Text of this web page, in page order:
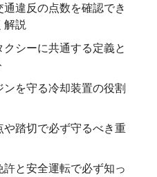
違反の点数を確認でき
解説
シーに共通する定義と
を守る冷却装置の役割
踏切で必ず守るべき重
と安全運転で必ず知っ